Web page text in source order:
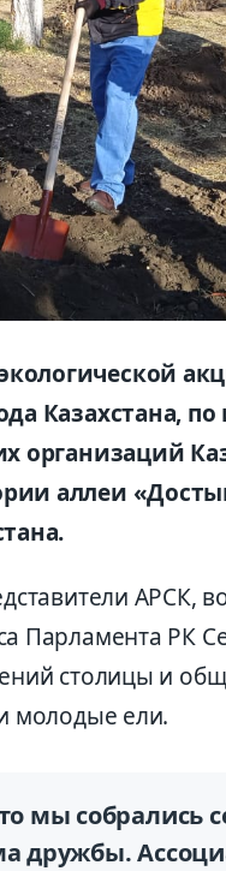
Казахстана,
организаций
аллеи
АРСК,
Парламента РК
столицы и
молодые ели.
мы собрались
дружбы.